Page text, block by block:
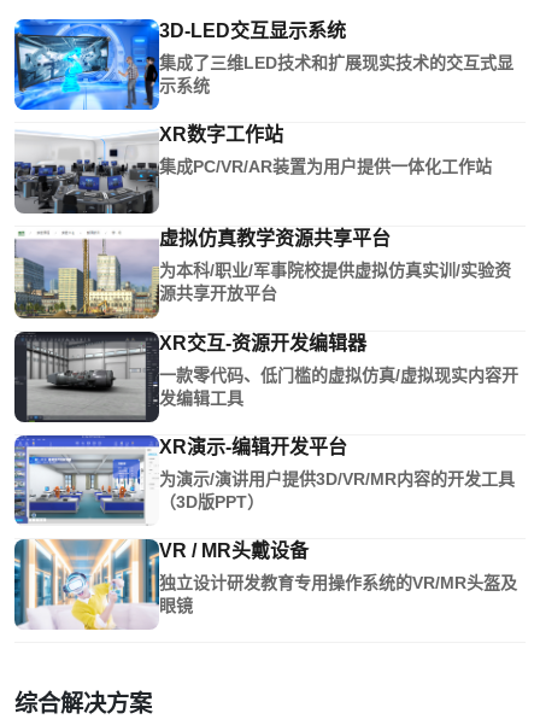
3D-LED交互显示系统
集成了三维LED技术和扩展现实技术的交互式显
示系统
XR数字工作站
集成PC/VR/AR装置为用户提供一体化工作站
虚拟仿真教学资源共享平台
为本科/职业/军事院校提供虚拟仿真实训/实验资
源共享开放平台
XR交互-资源开发编辑器
一款零代码、低门槛的虚拟仿真/虚拟现实内容开
发编辑工具
XR演示-编辑开发平台
为演示/演讲用户提供3D/VR/MR内容的开发工具
（3D版PPT）
VR / MR头戴设备
独立设计研发教育专用操作系统的VR/MR头盔及
眼镜
综合解决方案